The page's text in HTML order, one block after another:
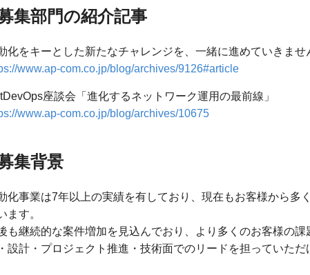
集部門の紹介記事
化をキーとした新たなチャレンジを、一緒に進めていきませ
www.ap-com.co.jp/blog/archives/9126#article
座談会「進化するネットワーク運用の最前線」
www.ap-com.co.jp/blog/archives/10675
集背景
化事業は7年以上の実績を有しており、現在もお客様から多
ます。
も継続的な案件増加を見込んでおり、より多くのお客様の
設計・プロジェクト推進・技術面でのリードを担っていただ